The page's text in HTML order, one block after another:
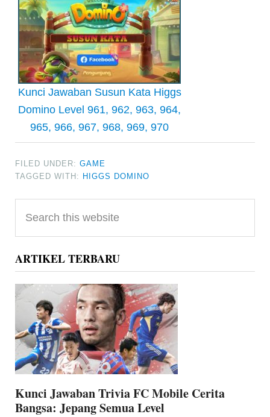
Kunci Jawaban Susun Kata Higgs
Domino Level 961, 962, 963, 964,
965, 966, 967, 968, 969, 970
FILED UNDER:GAME
TAGGED WITH: HIGGS DOMINO
Primary
Sidebar
this
website
ARTIKEL TERBARU
Kunci Jawaban Trivia FC Mobile Cerita
Bangsa: Jepang Semua Level